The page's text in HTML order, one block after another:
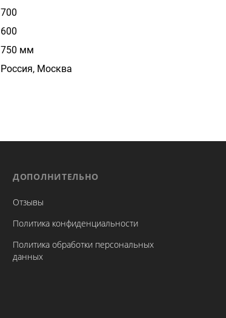
700
600
750 мм
Россия, Москва
ДОПОЛНИТЕЛЬНО
Отзывы
Политика конфиденциальности
Политика обработки персональных
данных